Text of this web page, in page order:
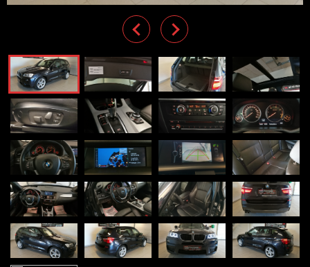
Previous
Next